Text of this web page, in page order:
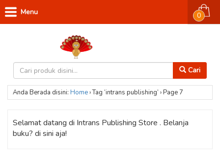
Cari
0
Menu
Anda Berada disini: Home›Tag ‘intrans publishing’ ›Page 7
Selamat datang di Intrans Publishing Store . Belanja
buku? di sini aja!